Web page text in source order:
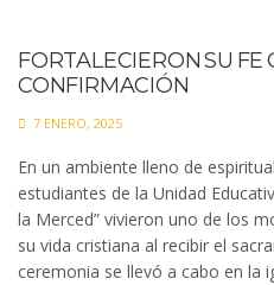
FORTALECIERON SU FE
CONFIRMACIÓN
7 ENERO, 2025
En un ambiente lleno de
estudiantes de la Unidad
la Merced” vivieron uno de los
su vida cristiana al recibir el
ceremonia se llevó a cabo en la